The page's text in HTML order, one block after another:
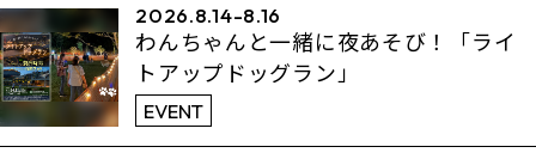
2026.8.14-8.16
わんちゃんと一緒に夜あそび！「ライ
トアップドッグラン」
EVENT